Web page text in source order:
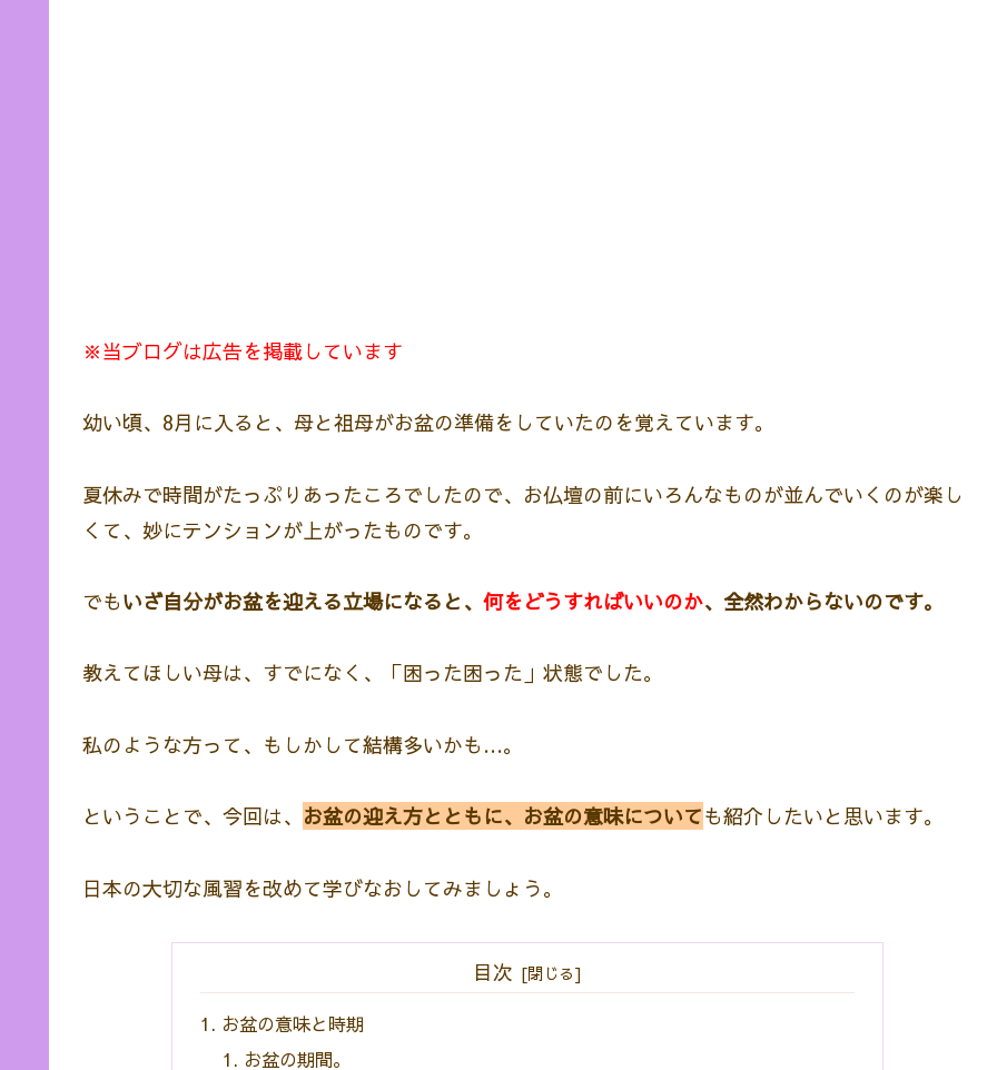
※当ブログは広告を掲載しています
幼い頃、8月に入ると、母と祖母がお盆の準備をしていたのを覚えています。
夏休みで時間がたっぷりあったころでしたので、お仏壇の前にいろんなものが並んでいくのが楽し
くて、妙にテンションが上がったものです。
でもいざ自分がお盆を迎える立場になると、 何をどうすればいいのか、全然わからないのです。
教えてほしい母は、すでになく、「困った困った」状態でした。
私のような方って、もしかして結構多いかも…。
ということで、今回は、 お盆の迎え方とともに、お盆の意味についても紹介したいと思います。
日本の大切な風習を改めて学びなおしてみましょう。
目次
お盆の意味と時期
お盆の期間。